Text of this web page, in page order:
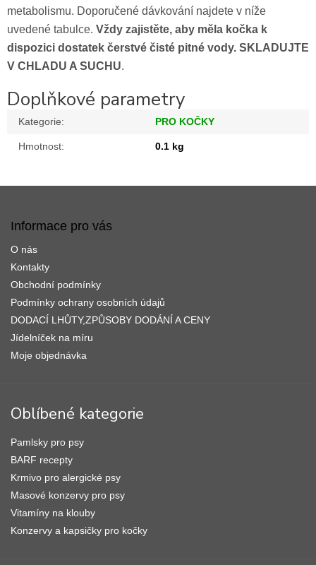
metabolismu. Doporučené dávkování najdete v níže
uvedené tabulce. Vždy zajistěte, aby měla kočka k
dispozici dostatek čerstvé čisté pitné vody. SKLADUJTE
V CHLADU A SUCHU.
Doplňkové parametry
Kategorie: PRO KOČKY
Hmotnost: 0.1 kg
Informace pro vás
O nás
Kontakty
Obchodní podmínky
Podmínky ochrany osobních údajů
DODACÍ LHŮTY,ZPŮSOBY DODÁNÍ A CENY
Jídelníček na míru
Moje objednávka
Oblíbené kategorie
Pamlsky pro psy
BARF recepty
Krmivo pro alergické psy
Masové konzervy pro psy
Vitamíny na klouby
Konzervy a kapsičky pro kočky